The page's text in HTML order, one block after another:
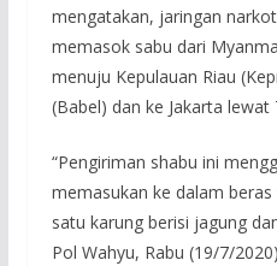
mengatakan, jaringan
memasok sabu dari
menuju Kepulauan Riau
(Babel) dan ke Jakarta lewat
“Pengiriman shabu ini
memasukan ke dalam beras
satu karung berisi jagung
Pol Wahyu, Rabu (19/7/